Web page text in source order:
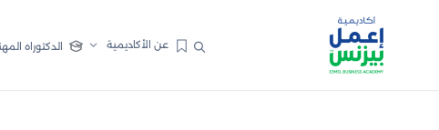
عن الأكاديمية الدكتوراه